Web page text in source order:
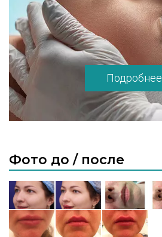
Подробнее
Фото до / после